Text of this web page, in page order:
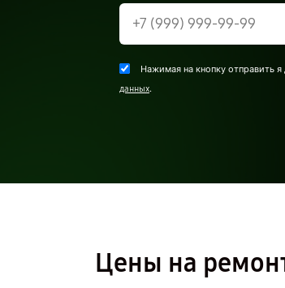
Нажимая на кнопку отправить
данных.
Цены на